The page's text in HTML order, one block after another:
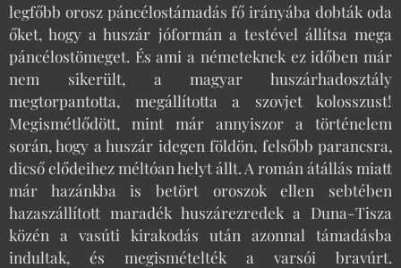
legfőbb orosz páncélostámadás fő irányába dobták oda
őket, hogy a huszár jóformán a testével állítsa mega
páncélostömeget. És ami a németeknek ez időben már
nem sikerült, a magyar huszárhadosztály
megtorpantotta, megállította a szovjet kolosszust!
Megismétlődött, mint már annyiszor a történelem
során, hogy a huszár idegen földön, felsőbb parancsra,
dicső elődeihez méltóan helyt állt. A román átállás miatt
már hazánkba is betört oroszok ellen sebtében
hazaszállított maradék huszárezredek a Duna-Tisza
közén a vasúti kirakodás után azonnal támadásba
indultak, és megismételték a varsói bravúrt.